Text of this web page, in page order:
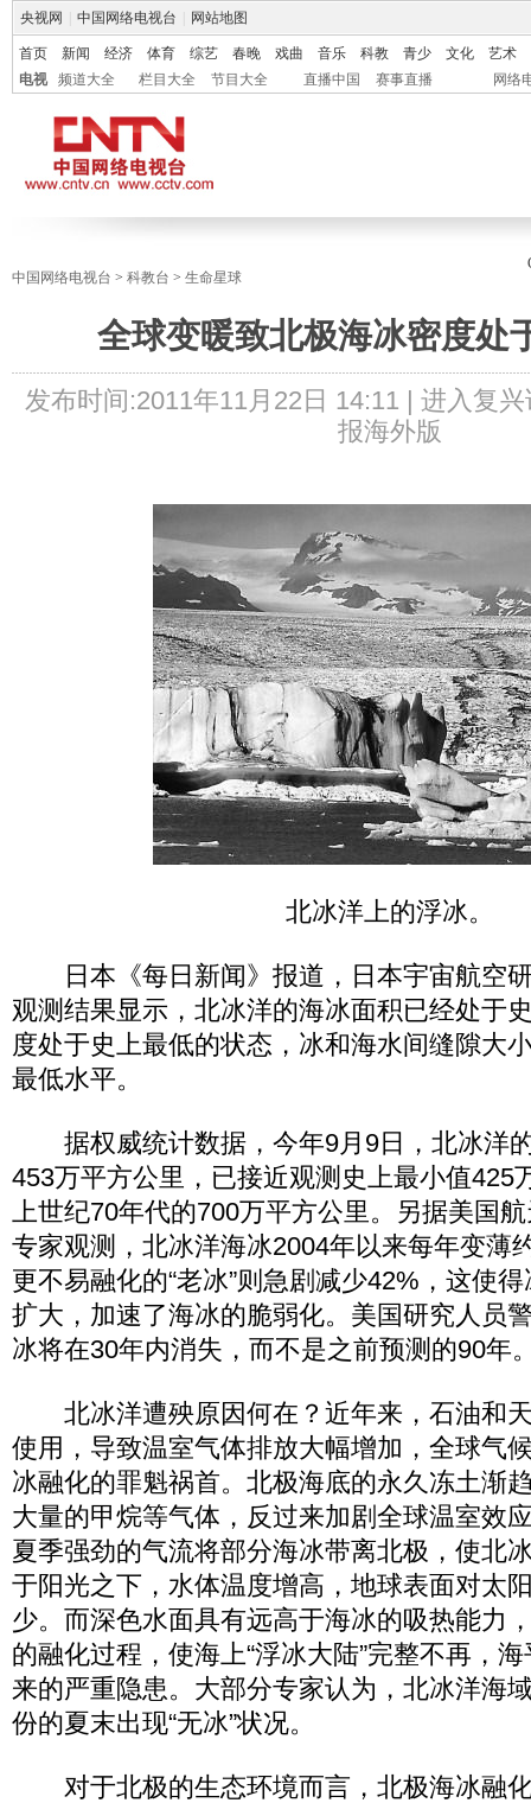
央视网 中国网络电视台 网站地图
首页 新闻 经济 体育 综艺 春晚 戏曲 音乐 科教 青少 文化
艺术
电视
频道大全 栏目大全 节目大全 直播中国 赛事直播 网络
中国网络电视台 > 科教台 > 生命星球
全球变暖致北极海冰密度处
发布时间:2011年11月22日 14:11 | 进入复兴
报海外版
北冰洋上的浮冰。
日本《每日新闻》报道，日本宇宙航空
观测结果显示，北冰洋的海冰面积已经处于
度处于史上最低的状态，冰和海水间缝隙大
最低水平。
据权威统计数据，今年9月9日，北冰洋
453万平方公里，已接近观测史上最小值425
上世纪70年代的700万平方公里。另据美国
专家观测，北冰洋海冰2004年以来每年变薄
更不易融化的“老冰”则急剧减少42%，这使
扩大，加速了海冰的脆弱化。美国研究人员
冰将在30年内消失，而不是之前预测的90年
北冰洋遭殃原因何在？近年来，石油和
使用，导致温室气体排放大幅增加，全球气
冰融化的罪魁祸首。北极海底的永久冻土渐
大量的甲烷等气体，反过来加剧全球温室效
夏季强劲的气流将部分海冰带离北极，使北
于阳光之下，水体温度增高，地球表面对太
少。而深色水面具有远高于海冰的吸热能力
的融化过程，使海上“浮冰大陆”完整不再，
来的严重隐患。大部分专家认为，北冰洋海
份的夏末出现“无冰”状况。
对于北极的生态环境而言，北极海冰融化